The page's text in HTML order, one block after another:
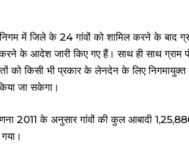
में जिले के 24 गांवों को शामिल करने के बाद
के आदेश जारी किए गए हैं। साथ ही साथ ग्राम
को किसी भी प्रकार के लेनदेन के लिए
जा सकेगा।
2011 के अनुसार गांवों की कुल आबादी